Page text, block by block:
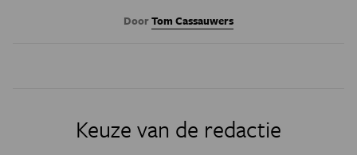
DoorTom Cassauwers
Keuze van de redactie